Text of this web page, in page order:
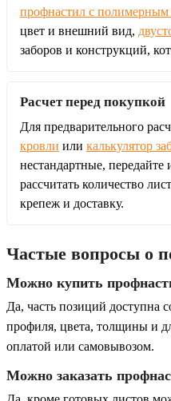
профнастил с
цвет и внешний вид,
заборов и конструкций,
Расчет перед покупкой
Для предварительного
кровли или калькулятор
нестандартные,
рассчитать количество
крепеж и доставку.
Частые вопросы о
Можно купить
Да, часть позиций доступна
профиля, цвета, толщины и
оплатой или самовывозом.
Можно заказать